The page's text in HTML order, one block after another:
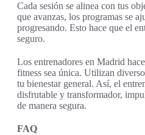
Cada sesión se alinea con tus
que avanzas, los programas se
progresando. Esto hace que el
seguro.
Los entrenadores en Madrid
fitness sea única. Utilizan
tu bienestar general. Así, el
disfrutable y transformador,
de manera segura.
FAQ